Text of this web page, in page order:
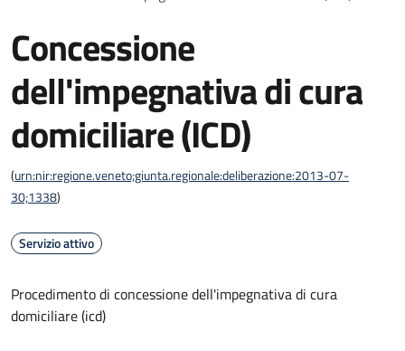
Concessione
dell'impegnativa di cura
domiciliare (ICD)
(urn:nir:regione.veneto;giunta.regionale:deliberazione:2013-07-
30;1338)
Servizio attivo
Procedimento di concessione dell'impegnativa di cura
domiciliare (icd)